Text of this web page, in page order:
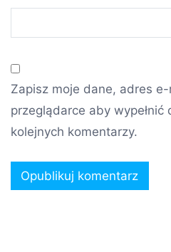
Zapisz moje dane, adres
przeglądarce aby wypełnić
kolejnych komentarzy.